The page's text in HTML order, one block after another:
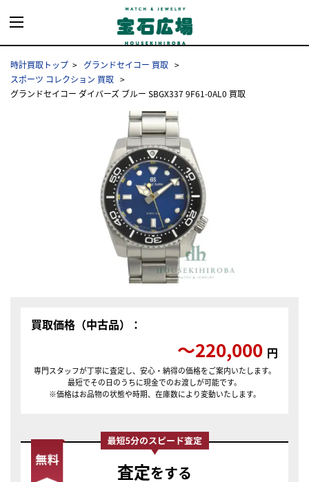
時計買取トップ
グランドセイコー 買取
スポーツ コレクション 買取
グランドセイコー ダイバーズ ブルー SBGX337 9F61-0AL0 買取
買取価格（中古品）：
〜220,000 円
専門スタッフが丁寧に査定し、安心・納得の価格をご案内いたします。
最短でその日のうちに現金でのお渡しが可能です。
※価格はお品物の状態や時期、在庫数により変動いたします。
査定をする